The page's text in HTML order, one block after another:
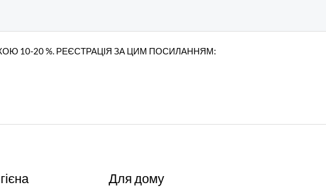
10-20 %. РЕЄСТРАЦІЯ ЗА ЦИМ ПОСИЛАННЯМ:
Для дому